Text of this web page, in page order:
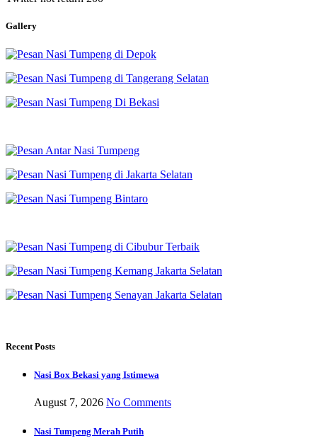
Gallery
Recent Posts
Nasi Box Bekasi yang Istimewa
August 7, 2026 No Comments
Nasi Tumpeng Merah Putih